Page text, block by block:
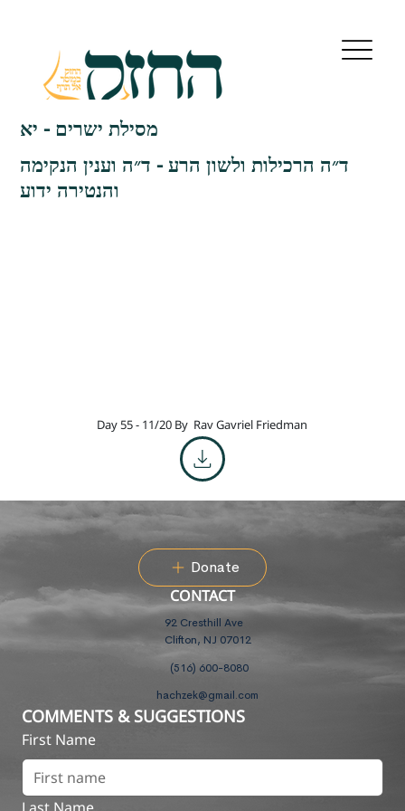
מסילת ישרים - יא
ד״ה הרכילות ולשון הרע - ד״ה וענין הנקימה
והנטירה ידוע
Day 55 - 11/20 By Rav Gavriel Friedman
Donate
CONTACT
92 Cresthill Ave
Clifton, NJ 07012
(516) 600-8080
hachzek@gmail.com
COMMENTS & SUGGESTIONS
First Name